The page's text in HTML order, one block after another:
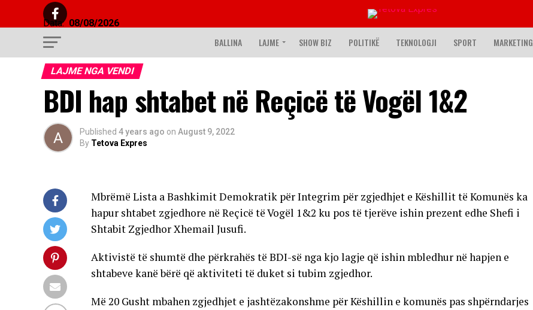
Data: 08/08/2026
BALLINA LAJME SHOW BIZ POLITIKË TEKNOLOGJI SPORT MARKETING
LAJME NGA VENDI
BDI hap shtabet në Reçicë të Vogël 1&2
Published 4 years ago on August 9, 2022
By Tetova Expres
Mbrëmë Lista a Bashkimit Demokratik për Integrim për zgjedhjet e Këshillit të Komunës ka
hapur shtabet zgjedhore në Reçicë të Vogël 1&2 ku pos të tjerëve ishin prezent edhe Shefi i
Shtabit Zgjedhor Xhemail Jusufi.
Aktivistë të shumtë dhe përkrahës të BDI-së nga kjo lagje që ishin mbledhur në hapjen e
shtabeve kanë bërë që aktiviteti të duket si tubim zgjedhor.
Më 20 Gusht mbahen zgjedhjet e jashtëzakonshme për Këshillin e komunës pas shpërndarjes